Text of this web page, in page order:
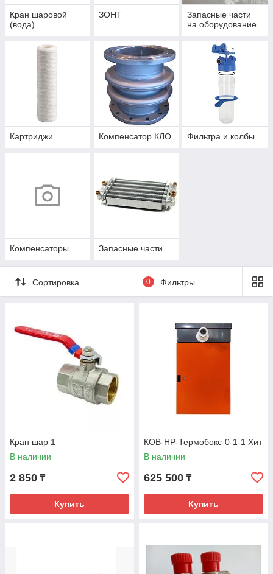
Кран шаровой
(вода)
ЗОНТ
Запасные части
на оборудование
Картриджи Компенсатор КЛО Фильтра и колбы
Компенсаторы Запасные части
Сортировка 0 Фильтры
Кран шар 1
В наличии
2 850 ₸
Купить
КОВ-НР-Термобокс-0-1-1 Хит
В наличии
625 500 ₸
Купить